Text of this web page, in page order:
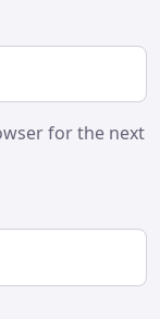
for the next